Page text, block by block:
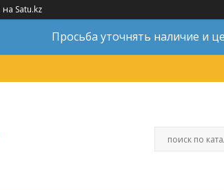
на Satu.kz
Просьба уточнять наличие и